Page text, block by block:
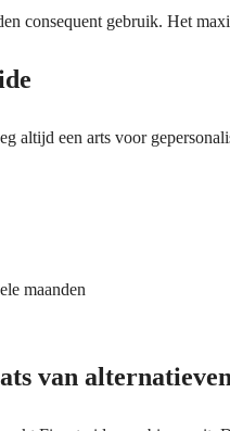
consequent gebruik. Het
altijd een arts voor
maanden
van